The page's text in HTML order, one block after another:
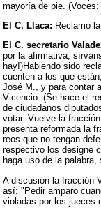
mayoría de pie. (Voces:
El C. Llaca: Reclamo
El C. secretario
por la afirmativa,
hay!)Habiendo sido
cuenten a los que
José M., y para contar
Vicencio. (Se hace el
de ciudadanos
votar. Vuelve la
presenta reformada la
reos que no tengan
respectivo los designe
haga uso de la
A discusión la fracción
así: "Pedir amparo
violadas por los jueces